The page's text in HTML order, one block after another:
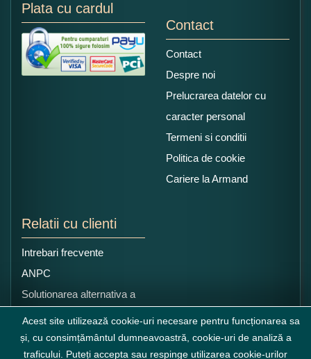
Plata cu cardul
Contact
Contact
Despre noi
Prelucrarea datelor cu
caracter personal
Termeni si conditii
Politica de cookie
Cariere la Armand
Relatii cu clienti
Intrebari frecvente
ANPC
Solutionarea alternativa a
litigiilor
Acest site utilizează cookie-uri necesare pentru funcționarea sa
și, cu consimțământul dumneavoastră, cookie-uri de analiză a
traficului. Puteți accepta sau respinge utilizarea cookie-urilor